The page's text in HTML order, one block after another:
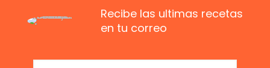
Recibe las ultimas recetas
en tu correo